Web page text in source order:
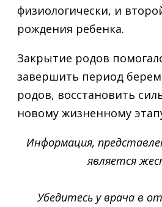
физиологически, и
рождения ребенка.
Закрытие родов
завершить период
родов, восстановить
новому жизненному
Информация,
является
Убедитесь у врача в